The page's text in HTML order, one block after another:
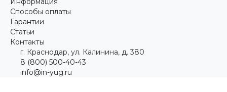
Способы оплаты
Гарантии
Статьи
Контакты
г. Краснодар, ул. Калинина, д. 380
8 (800) 500-40-43
info@in-yug.ru